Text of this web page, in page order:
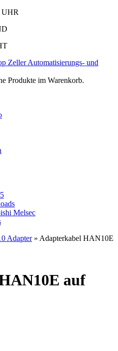
UHR
Zeller Automatisierungs- und
Produkte im Warenkorb.
Melsec
Adapter» Adapterkabel HAN10E
auf